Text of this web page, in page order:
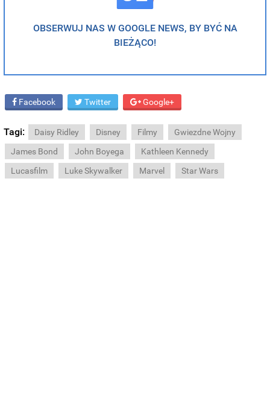
OBSERWUJ NAS W GOOGLE NEWS, BY BYĆ NA
BIEŻĄCO!
Facebook Twitter Google+
Tagi: Daisy Ridley Disney Filmy
Gwiezdne Wojny
James Bond
John Boyega
Kathleen Kennedy
Lucasfilm
Luke Skywalker Marvel Star Wars